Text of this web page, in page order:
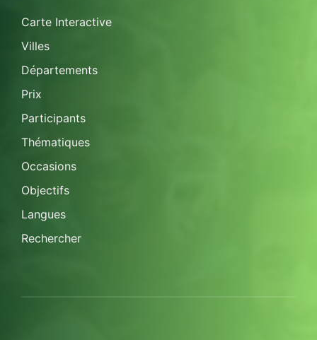
Carte Interactive
Villes
Départements
Prix
Participants
Thématiques
Occasions
Objectifs
Langues
Rechercher